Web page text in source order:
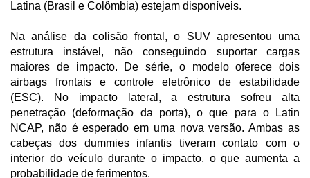
Latina (Brasil e Colômbia) estejam disponíveis.
Na análise da colisão frontal, o SUV apresentou uma
estrutura instável, não conseguindo suportar cargas
maiores de impacto. De série, o modelo oferece dois
airbags frontais e controle eletrônico de estabilidade
(ESC). No impacto lateral, a estrutura sofreu alta
penetração (deformação da porta), o que para o Latin
NCAP, não é esperado em uma nova versão. Ambas as
cabeças dos dummies infantis tiveram contato com o
interior do veículo durante o impacto, o que aumenta a
probabilidade de ferimentos.